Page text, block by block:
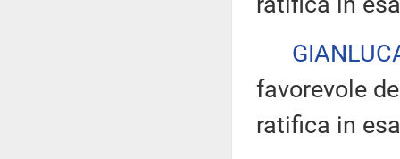
favorevole
ratifica in